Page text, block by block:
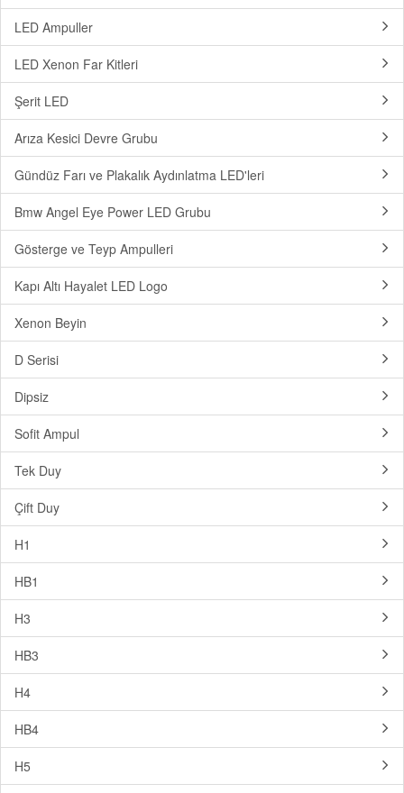
LED Ampuller
LED Xenon Far Kitleri
Şerit LED
Arıza Kesici Devre Grubu
Gündüz Farı ve Plakalık Aydınlatma LED'leri
Bmw Angel Eye Power LED Grubu
Gösterge ve Teyp Ampulleri
Kapı Altı Hayalet LED Logo
Xenon Beyin
D Serisi
Dipsiz
Sofit Ampul
Tek Duy
Çift Duy
H1
HB1
H3
HB3
H4
HB4
H5